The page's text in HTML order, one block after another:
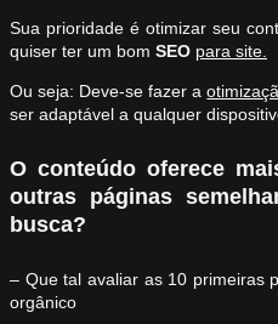
Sua prioridade é otimizar seu
quiser ter um bom SEO para site.
Ou seja: Deve-se fazer a
ser adaptável a qualquer
O conteúdo oferece
outras páginas
busca?
– Que tal avaliar as 10 primeiras
orgânico